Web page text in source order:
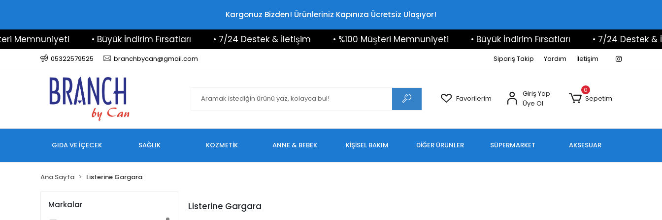
Kargonuz Bizden! Ürünleriniz Kapınıza Ücretsiz Ulaşıyor!
Memnuniyeti • Büyük İndirim Fırsatları • 7/24 Destek & İletişim • %100 Müşteri Memnuniyeti • Büyük İndirim Fırsatları • 7/24 Destek &
05322579525 branchbycan@gmail.com Sipariş Takip Yardım İletişim
Favorilerim
Giriş Yap
Üye Ol
0
Sepetim
GIDA VE İÇECEK SAĞLIK KOZMETİK ANNE & BEBEK KİŞİSEL BAKIM DİĞER ÜRÜNLER SÜPERMARKET AKSESUAR
Ana Sayfa Listerine Gargara
Markalar Listerine Gargara